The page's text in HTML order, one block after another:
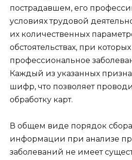
пострадавшем, его
условиях трудовой
их количественных
обстоятельствах, при
профессиональное
Каждый из указанных
шифр, что позволяет
обработку карт.
В общем виде порядок
информации при анализе
заболеваний не имеет